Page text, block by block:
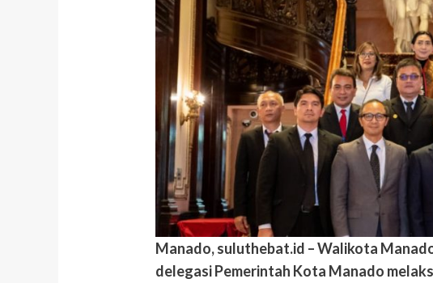
Manado, suluthebat.id – Walikota
delegasi Pemerintah Kota Manado